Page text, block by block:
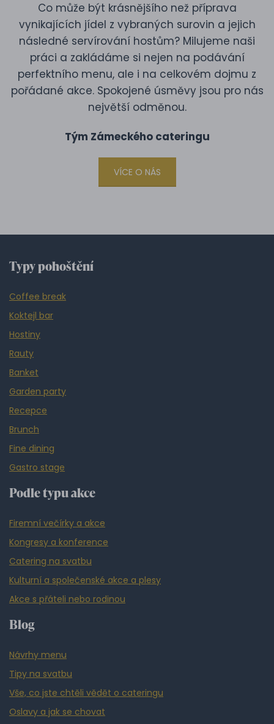
Co může být krásnějšího než příprava
vynikajících jídel z vybraných surovin a jejich
následné servírování hostům? Milujeme naši
práci a zakládáme si nejen na podávání
perfektního menu, ale i na celkovém dojmu z
pořádané akce. Spokojené úsměvy jsou pro nás
největší odměnou.
Tým Zámeckého cateringu
VÍCE O NÁS
Typy pohoštění
Coffee break
Koktejl bar
Hostiny
Rauty
Banket
Garden party
Recepce
Brunch
Fine dining
Gastro stage
Podle typu akce
Firemní večírky a akce
Kongresy a konference
Catering na svatbu
Kulturní a společenské akce a plesy
Akce s přáteli nebo rodinou
Blog
Návrhy menu
Tipy na svatbu
Vše, co jste chtěli vědět o cateringu
Oslavy a jak se chovat